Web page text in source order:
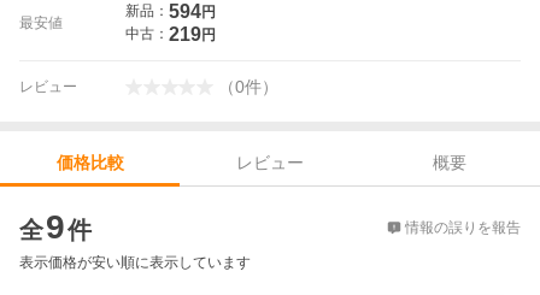
最安値
新品： 594円
中古： 219円
レビュー （0件）
価格比較 レビュー
概要
全9件 情報の誤りを報告
表示価格が安い順に表示しています